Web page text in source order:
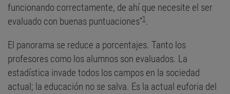
funcionando correctamente, de ahí que necesite el ser
evaluado con buenas puntuaciones”1 .
El panorama se reduce a porcentajes. Tanto los
profesores como los alumnos son evaluados. La
estadística invade todos los campos en la sociedad
actual; la educación no se salva. Es la actual euforia del